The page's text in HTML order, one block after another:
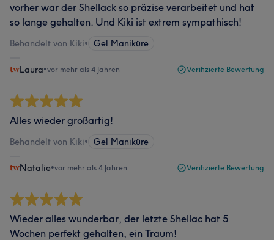
vorher war der Shellack so präzise verarbeitet und hat
so lange gehalten. Und Kiki ist extrem sympathisch!
Behandelt von Kiki• Gel Maniküre
Laura•vor mehr als 4 Jahren Verifizierte Bewertung
Alles wieder großartig!
Behandelt von Kiki• Gel Maniküre
Natalie•vor mehr als 4 Jahren Verifizierte Bewertung
Wieder alles wunderbar, der letzte Shellac hat 5
Wochen perfekt gehalten, ein Traum!